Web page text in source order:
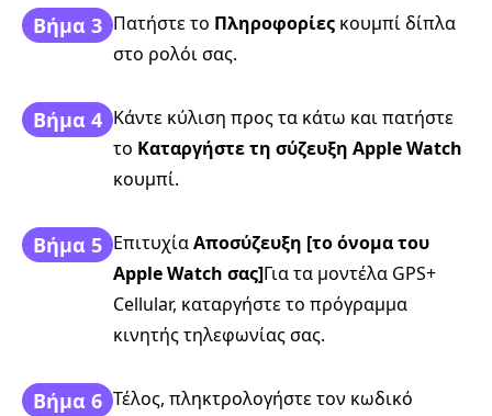
Βήμα 3 Πατήστε το Πληροφορίες κουμπί δίπλα
στο ρολόι σας.
Βήμα 4 Κάντε κύλιση προς τα κάτω και πατήστε
το Καταργήστε τη σύζευξη Apple Watch
κουμπί.
Βήμα 5 ΕπιτυχίαΑποσύζευξη [το όνομα του
Apple Watch σας]Για τα μοντέλα GPS+
Cellular, καταργήστε το πρόγραμμα
κινητής τηλεφωνίας σας.
Βήμα 6 Τέλος, πληκτρολογήστε τον κωδικό